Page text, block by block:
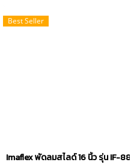
Best Seller
Imaflex พัดลมสไลด์ 16 นิ้ว รุ่น IF-